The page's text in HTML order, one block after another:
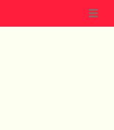
☰